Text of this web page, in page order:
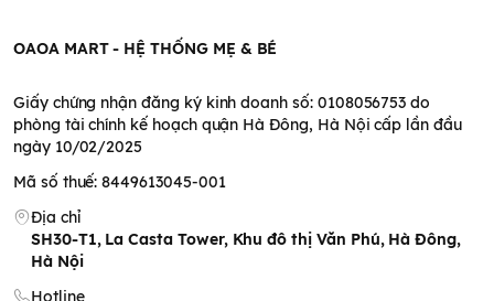
OAOA MART - HỆ THỐNG MẸ & BÉ
Giấy chứng nhận đăng ký kinh doanh số: 0108056753 do
phòng tài chính kế hoạch quận Hà Đông, Hà Nội cấp lần đầu
ngày 10/02/2025
Mã số thuế: 8449613045-001
Địa chỉ
SH30-T1, La Casta Tower, Khu đô thị Văn Phú, Hà Đông,
Hà Nội